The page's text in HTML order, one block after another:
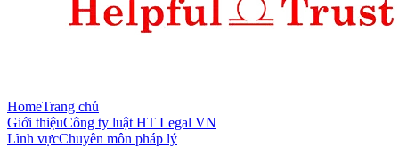
HomeTrang chủ
Giới thiệuCông ty luật HT Legal VN
Lĩnh vựcChuyên môn pháp lý